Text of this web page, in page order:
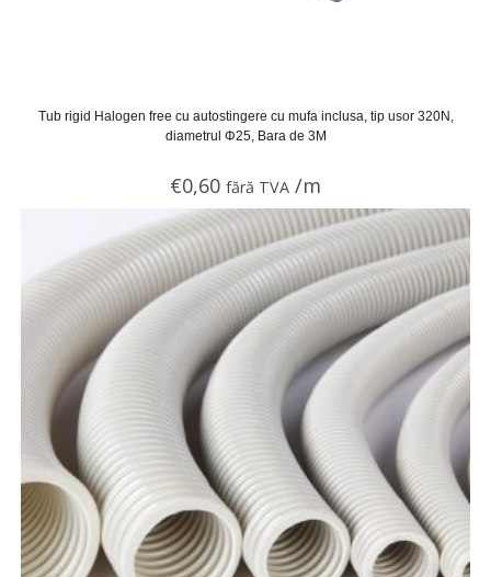
Tub rigid Halogen free cu autostingere cu mufa inclusa, tip usor 320N,
diametrul Φ25, Bara de 3M
€0,60 fără TVA /m